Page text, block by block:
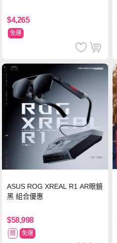
$4,265
免運
ASUS ROG XREAL R1 AR眼鏡
黑 組合優惠
$58,998
贈 免運